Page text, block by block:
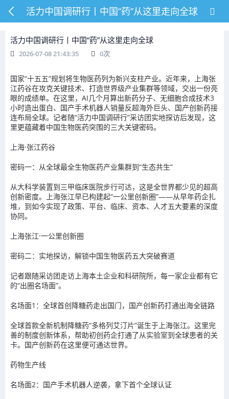
活力中国调研行丨中国“药”从这里走向全球
活力中国调研行丨中国“药”从这里走向全球
2026-07-08 21:43:35 0次
国家“十五五”规划将生物医药列为新兴支柱产业。近年来，上海张
江药谷在攻克关键技术、打造世界级产业集群等领域，交出一份亮
眼的成绩单。在这里，AI几个月算出新药分子、无细胞合成技术3
小时造出蛋白、国产手术机器人销量反超海外巨头、国产创新药接
连布局全球。记者随“活力中国调研行”采访团实地探访后发现，这
里更蕴藏着中国生物医药突围的三大关键密码。
上海·张江药谷
密码一：从全球最全生物医药产业集群到“生态共生”
从大科学装置到三甲临床医院步行可达，这是全世界都少见的超高
创新密度。上海张江早已构建起“一公里创新圈”——从早年药企扎
堆，到如今实现了政策、平台、临床、资本、人才五大要素的深度
协同。
上海张江·一公里创新圈
密码二：实地探访，解锁中国生物医药五大突破赛道
记者跟随采访团走访上海本土企业和科研院所，每一家企业都有它
的“出圈名场面”。
名场面1：全球首创降糖药走出国门，国产创新药打通出海全链路
全球首款全新机制降糖药“多格列艾汀片”诞生于上海张江。这里完
善的制度创新体系，帮助初创药企打通了从实验室到全球患者的关
卡。国产创新药在这里便可通达世界。
药物生产线
名场面2：国产手术机器人逆袭，拿下首个全球认证